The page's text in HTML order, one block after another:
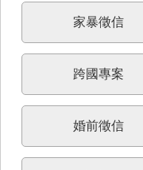
家暴徵信
跨國專案
婚前徵信